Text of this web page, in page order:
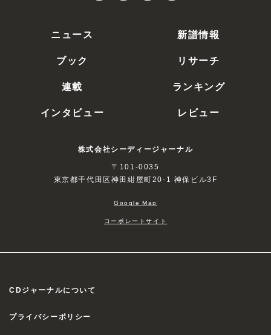
ニュース
新譜情報
ブック
リサーチ
連載
ランキング
インタビュー
レビュー
株式会社シーディージャーナル
〒101-0035
東京都千代田区神田紺屋町20-1 神保ビル3F
Google Map
コーポレートサイト
CDジャーナルについて
プライバシーポリシー